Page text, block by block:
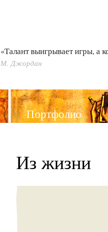
«Талант выигрывает игры, а
М. Джордан
Портфолио
Из жизни